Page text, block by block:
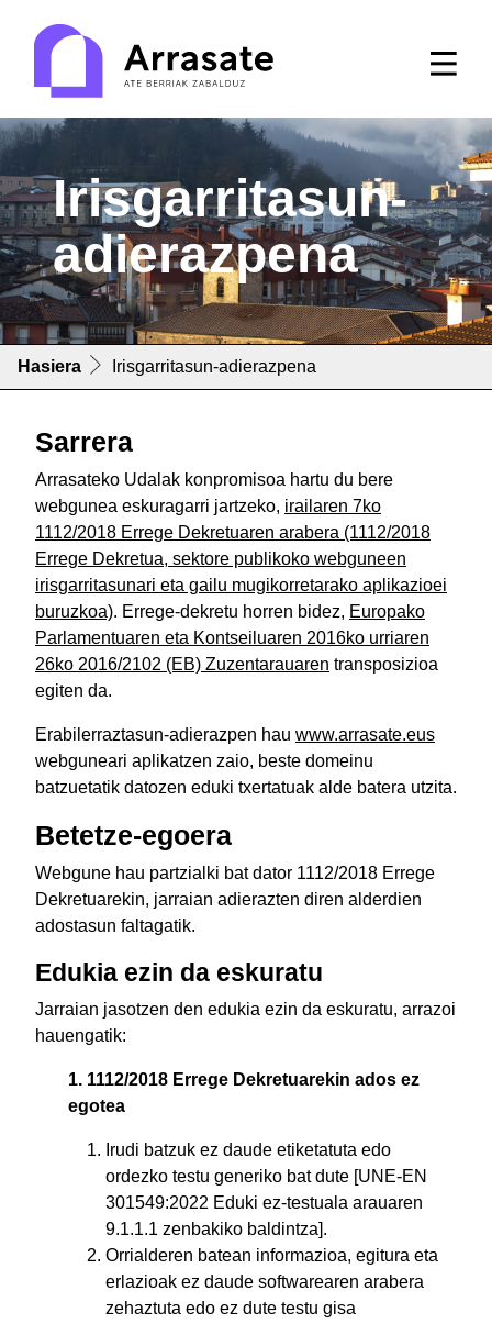
Irisgarritasun-
adierazpena
Hasiera Irisgarritasun-adierazpena
Sarrera
Arrasateko Udalak konpromisoa hartu du bere
webgunea eskuragarri jartzeko, irailaren 7ko
1112/2018 Errege Dekretuaren arabera (1112/2018
Errege Dekretua, sektore publikoko webguneen
irisgarritasunari eta gailu mugikorretarako aplikazioei
buruzkoa). Errege-dekretu horren bidez, Europako
Parlamentuaren eta Kontseiluaren 2016ko urriaren
26ko 2016/2102 (EB) Zuzentarauaren transposizioa
egiten da.
Erabilerraztasun-adierazpen hau www.arrasate.eus
webguneari aplikatzen zaio, beste domeinu
batzuetatik datozen eduki txertatuak alde batera utzita.
Betetze-egoera
Webgune hau partzialki bat dator 1112/2018 Errege
Dekretuarekin, jarraian adierazten diren alderdien
adostasun faltagatik.
Edukia ezin da eskuratu
Jarraian jasotzen den edukia ezin da eskuratu, arrazoi
hauengatik:
1. 1112/2018 Errege Dekretuarekin ados ez
egotea
Irudi batzuk ez daude etiketatuta edo
ordezko testu generiko bat dute [UNE-EN
301549:2022 Eduki ez-testuala arauaren
9.1.1.1 zenbakiko baldintza].
Orrialderen batean informazioa, egitura eta
erlazioak ez daude softwarearen arabera
zehaztuta edo ez dute testu gisa